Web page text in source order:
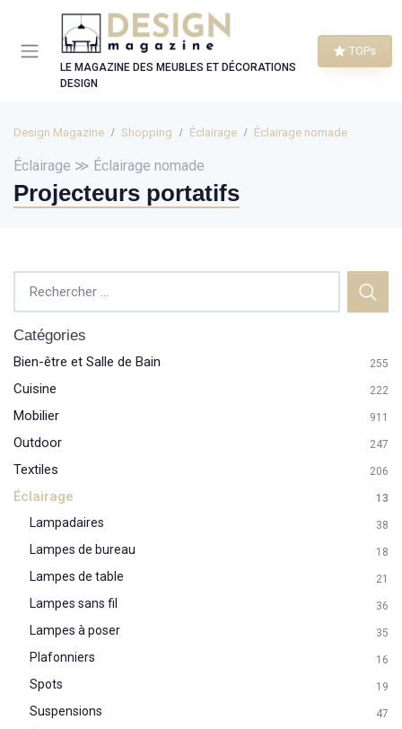
LE MAGAZINE DES MEUBLES ET DÉCORATIONS
DESIGN
TOPs
Design Magazine Shopping Éclairage Éclairage nomade
Éclairage ≫ Éclairage nomade
Projecteurs portatifs
Catégories
Bien-être et Salle de Bain 255
Cuisine 222
Mobilier 911
Outdoor 247
Textiles 206
Éclairage 13
Lampadaires 38
Lampes de bureau 18
Lampes de table 21
Lampes sans fil 36
Lampes à poser 35
Plafonniers 16
Spots 19
Suspensions 47
Panneau de gestion des cookies